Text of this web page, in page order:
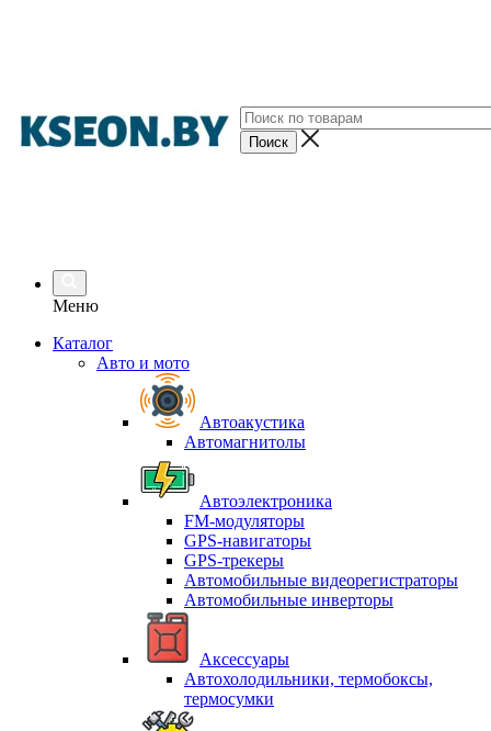
Меню
Каталог
Авто и мото
Автоакустика
Автомагнитолы
Автоэлектроника
FM-модуляторы
GPS-навигаторы
GPS-трекеры
Автомобильные видеорегистраторы
Автомобильные инверторы
Аксессуары
Автохолодильники, термобоксы,
термосумки